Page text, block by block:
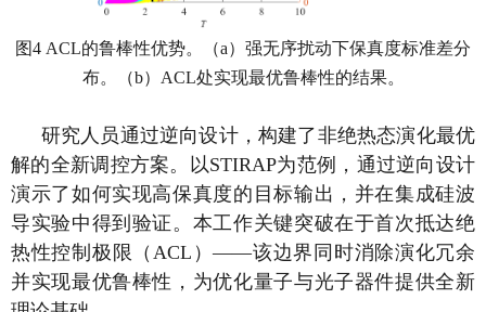
图4 ACL的鲁棒性优势。（a）强无序扰动下保真度标准差分
布。（b） ACL处实现最优鲁棒性的结果。
研究人员通过逆向设计，构建了非绝热态演化最优
解的全新调控方案。以STIRAP为范例，通过逆向设计
演示了如何实现高保真度的目标输出，并在集成硅波
导实验中得到验证。本工作关键突破在于首次抵达绝
热性控制极限
（ ACL ）——该边界同时消除演化冗余
并实现最优鲁棒性，为优化量子与光子器件提供全新